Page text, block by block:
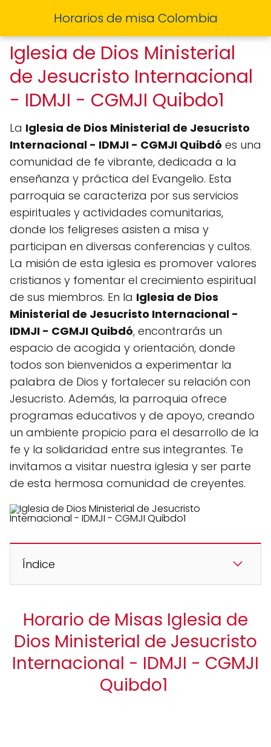
Horarios de misa Colombia
Iglesia de Dios Ministerial
de Jesucristo Internacional
- IDMJI - CGMJI Quibdo1
La Iglesia de Dios Ministerial de Jesucristo
Internacional - IDMJI - CGMJI Quibdó es una
comunidad de fe vibrante, dedicada a la
enseñanza y práctica del Evangelio. Esta
parroquia se caracteriza por sus servicios
espirituales y actividades comunitarias,
donde los feligreses asisten a misa y
participan en diversas conferencias y cultos.
La misión de esta iglesia es promover valores
cristianos y fomentar el crecimiento espiritual
de sus miembros. En la Iglesia de Dios
Ministerial de Jesucristo Internacional -
IDMJI - CGMJI Quibdó, encontrarás un
espacio de acogida y orientación, donde
todos son bienvenidos a experimentar la
palabra de Dios y fortalecer su relación con
Jesucristo. Además, la parroquia ofrece
programas educativos y de apoyo, creando
un ambiente propicio para el desarrollo de la
fe y la solidaridad entre sus integrantes. Te
invitamos a visitar nuestra iglesia y ser parte
de esta hermosa comunidad de creyentes.
Índice
Horario de Misas Iglesia de
Dios Ministerial de Jesucristo
Internacional - IDMJI - CGMJI
Quibdo1